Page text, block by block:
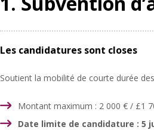
Les candidatures sont closes
Soutient la mobilité de courte durée
Montant maximum : 2 000 € / £1
Date limite de candidature : 5